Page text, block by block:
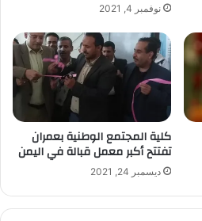
نوفمبر 4, 2021
كلية المجتمع الوطنية بعمران
تفتتح أكبر معمل قبالة في اليمن
ديسمبر 24, 2021